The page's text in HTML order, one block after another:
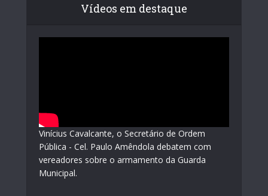
Vídeos em destaque
Vinícius Cavalcante, o Secretário de Ordem
Pública - Cel. Paulo Amêndola debatem com
vereadores sobre o armamento da Guarda
Municipal.